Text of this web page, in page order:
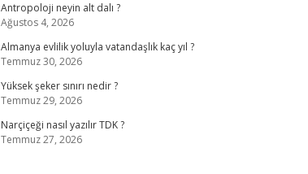
Antropoloji neyin alt dalı ?
Ağustos 4, 2026
Almanya evlilik yoluyla vatandaşlık kaç yıl ?
Temmuz 30, 2026
Yüksek şeker sınırı nedir ?
Temmuz 29, 2026
Narçiçeği nasıl yazılır TDK ?
Temmuz 27, 2026